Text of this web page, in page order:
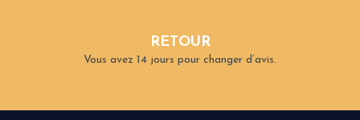
RETOUR
Vous avez 14 jours pour changer d’avis.